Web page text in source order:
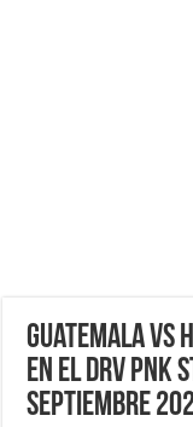
Guatemala vs
en el DRV PNK
Septiembre